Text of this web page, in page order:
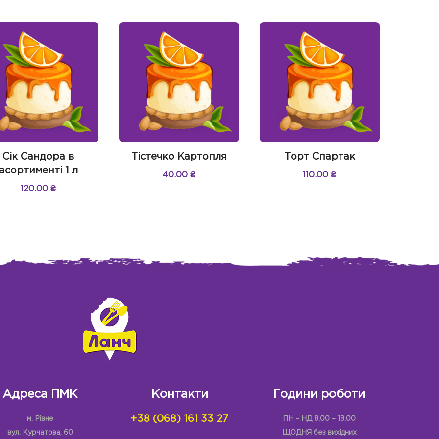
Сік Сандора в
1 л
120.00₴
Тістечко Картопля
40.00₴
Торт Спартак
110.00₴
Адреса ПМК
м. Рівне
вул. Курчатова, 60
Контакти
+38 (068) 161 33 27
Години роботи
ПН – НД 8.00 – 18.00
ЩОДНЯ без вихідних